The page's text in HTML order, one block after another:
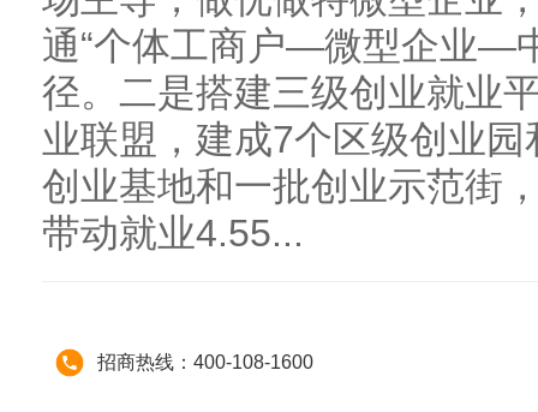
通“个体工商户—微型企业—
径。二是搭建三级创业就业
业联盟，建成7个区级创业
创业基地和一批创业示范街
带动就业4.55...
招商热线：400-108-1600